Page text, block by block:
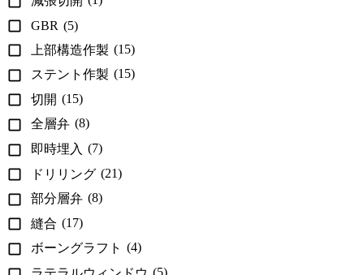
GBR (5)
上部構造作製 (15)
ステント作製 (15)
切開 (15)
全層弁 (8)
即時埋入 (7)
ドリリング (21)
部分層弁 (8)
縫合 (17)
ボーングラフト (4)
(5)